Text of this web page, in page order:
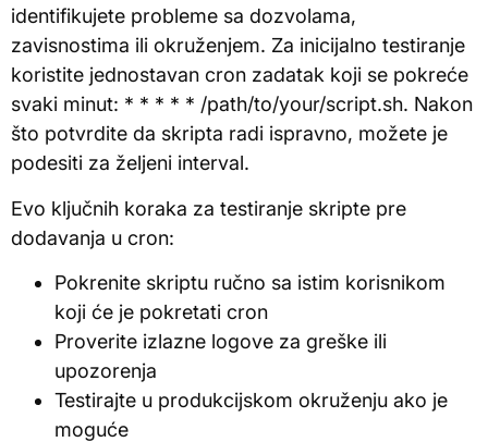
identifikujete probleme sa dozvolama,
zavisnostima ili okruženjem. Za inicijalno testiranje
koristite jednostavan cron zadatak koji se pokreće
svaki minut: * * * * * /path/to/your/script.sh. Nakon
što potvrdite da skripta radi ispravno, možete je
podesiti za željeni interval.
Evo ključnih koraka za testiranje skripte pre
dodavanja u cron:
Pokrenite skriptu ručno sa istim korisnikom
koji će je pokretati cron
Proverite izlazne logove za greške ili
upozorenja
Testirajte u produkcijskom okruženju ako je
moguće